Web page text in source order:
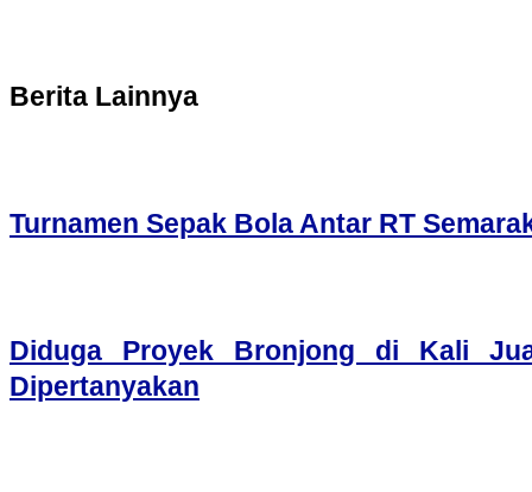
Berita Lainnya
Turnamen Sepak Bola Antar RT
Diduga Proyek Bronjong di Kali
Dipertanyakan